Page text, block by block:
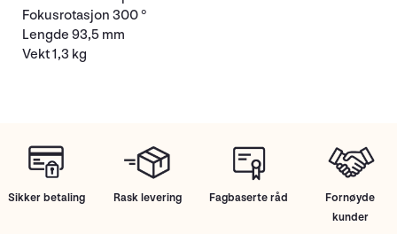
Fokusrotasjon 300 °
Lengde 93,5 mm
Vekt 1,3 kg
Sikker betaling Rask levering Fagbaserte råd
Fornøyde
kunder